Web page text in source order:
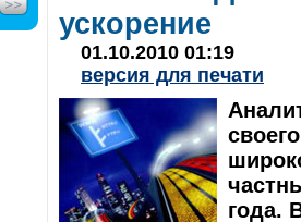
ускорение
01.10.2010 01:19
версия для печати
года.